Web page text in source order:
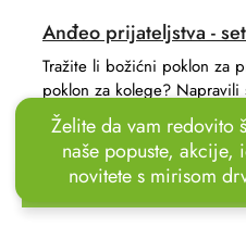
Uživajte u odmoru u vrtu!
Anđeo prijateljstva -
Tražite li božićni poklon za
poklon za kolege?
ukrasa u obliku anđela kao
Želite da vam redovito
naše popuste, akcije,
novitete s mirisom